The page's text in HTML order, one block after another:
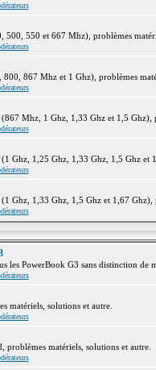
500, 550 et 667 Mhz), problèmes
867 Mhz et 1 Ghz), problèmes
Mhz, 1 Ghz, 1,33 Ghz et 1,5 Ghz),
Ghz, 1,25 Ghz, 1,33 Ghz, 1,5 Ghz et
Ghz, 1,33 Ghz, 1,5 Ghz et 1,67 Ghz),
les PowerBook G3 sans distinction de
matériels, solutions et autre.
matériels, solutions et autre.